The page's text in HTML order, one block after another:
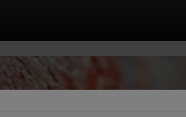
Πολιτική,
κράτους, θεσμών &
νομοσχέδια, νέα,